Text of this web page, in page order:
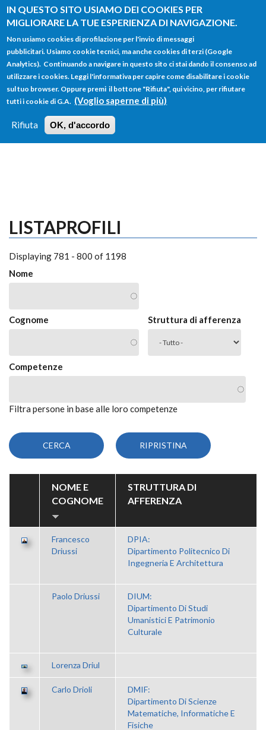
IN QUESTO SITO USIAMO DEI COOKIES PER
MIGLIORARE LA TUE ESPERIENZA DI NAVIGAZIONE.
Non usiamo cookies di profilazione per l'invio di messaggi
pubblicitari. Usiamo cookie tecnici, ma anche cookies di terzi (Google
Analytics). Continuando a navigare in questo sito ci stai dando il consenso ad
utilizzare i cookies. Leggi l'informativa per capire come disabilitare i cookie
sul tuo browser. Oppure premi il bottone "Rifiuta", qui vicino, per rifiutare
tutti i cookie di G.A. (Voglio saperne di più)
Rifiuta OK, d'accordo
Salta al contenuto principale
FORM
DI
RICERCA
Main menu
HOME TUTTI I PROFILI
LOGIN
LISTAPROFILI
Displaying 781 - 800 of 1198
Nome
Cognome Struttura di afferenza
Competenze
Filtra persone in base alle loro competenze
NOME E
COGNOME
STRUTTURA DI
AFFERENZA
Francesco
Driussi
DPIA:
Dipartimento Politecnico Di
Ingegneria E Architettura
Paolo Driussi
DIUM:
Dipartimento Di Studi
Umanistici E Patrimonio
Culturale
Lorenza Driul
Carlo Drioli
DMIF:
Dipartimento Di Scienze
Matematiche, Informatiche E
Fisiche